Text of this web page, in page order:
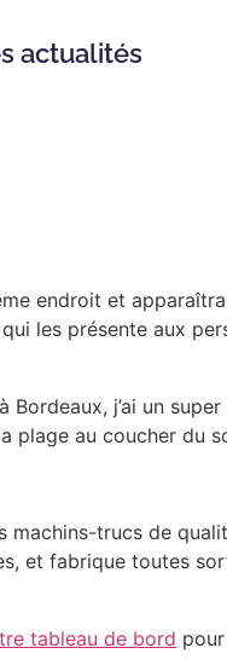
actualités
endroit et
les présente aux
j’ai un
plage au coucher du
machins-trucs de
et fabrique toutes
tableau de bord